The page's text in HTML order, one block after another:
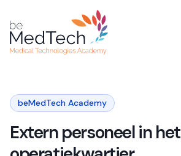
beMedTech Academy
Extern personeel in het